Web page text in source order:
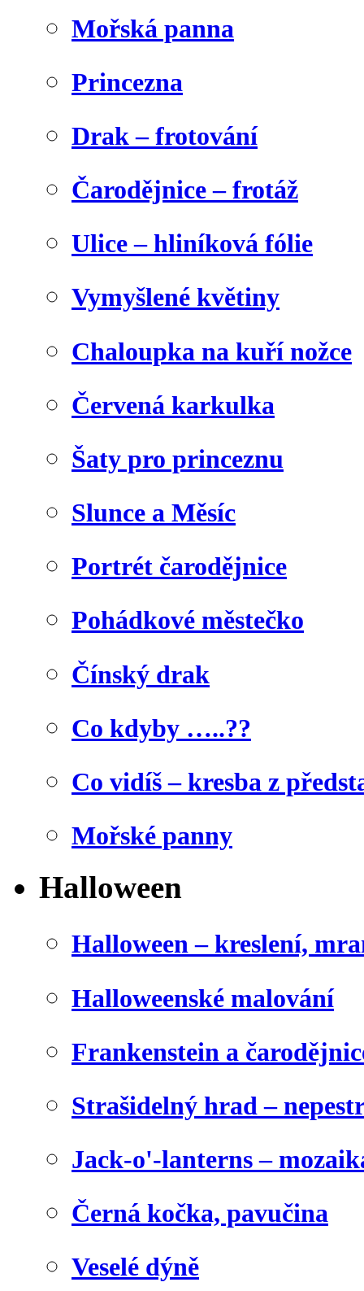
Mořská panna
Princezna
Drak – frotování
Čarodějnice – frotáž
Ulice – hliníková fólie
Vymyšlené květiny
Chaloupka na kuří nožce
Červená karkulka
Šaty pro princeznu
Slunce a Měsíc
Portrét čarodějnice
Pohádkové městečko
Čínský drak
Co kdyby …..??
Co vidíš – kresba z
Mořské panny
Halloween
Halloween – kreslení,
Halloweenské malování
Frankenstein a
Strašidelný hrad –
Jack-o'-lanterns –
Černá kočka, pavučina
Veselé dýně